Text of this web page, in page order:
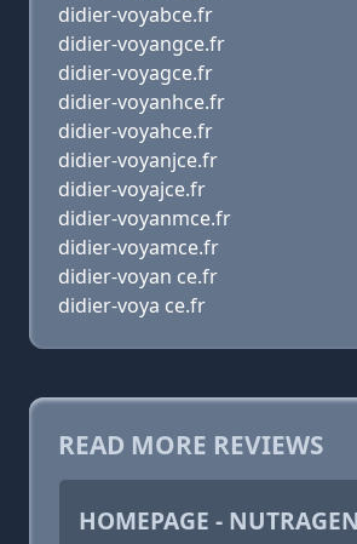
didier-voyabce.fr
didier-voyangce.fr
didier-voyagce.fr
didier-voyanhce.fr
didier-voyahce.fr
didier-voyanjce.fr
didier-voyajce.fr
didier-voyanmce.fr
didier-voyamce.fr
didier-voyan ce.fr
didier-voya ce.fr
READ MORE REVIEWS
HOMEPAGE -